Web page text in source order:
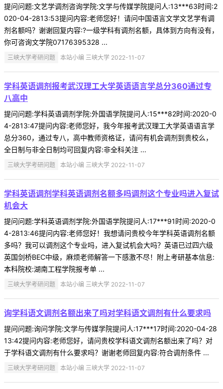
提问问题:文艺学调剂咨询学院:文学与传媒学院提问人:13***63时间:2
020-04-2813:53提问内容:老师您好！请问中国语言文学文艺学有调
剂名额吗？谢谢回复内容:?一级学科有调剂名额，具体到方向有没有，
你可咨询文学院07176395328 ...
三峡大学考研问题 本站小编 三峡大学 2022-11-07
学科英语调剂报考武汉理工大学英语语言学总分360通过专
八高中
提问问题:学科英语调剂学院:外国语学院提问人:15***82时间:2020-0
4-2813:47提问内容:老师您好，我今年报考武汉理工大学英语语言学
总分360，通过专八，高中教师资格证，请问有机会调剂到贵校么，
全日制与非全日制均可回复内容:非全科关注 ...
三峡大学考研问题 本站小编 三峡大学 2022-11-07
学科英语调剂学科英语调剂名额多吗调剂这个专业吗进入复试
机会大
提问问题:学科英语调剂学院:外国语学院提问人:17***91时间:2020-0
4-2813:46提问内容:老师您好！我想请问贵校今年学科英语调剂名额
多吗？我可以调剂这个专业吗，进入复试机会大吗？英语已过四六级
英国剑桥BEC中级，麻烦老师解答一下感激不尽！附上考研基本信息:
本科院校:湖南工程学院报考单 ...
三峡大学考研问题 本站小编 三峡大学 2022-11-07
询学科语文调剂名额出来了吗对学科语文调剂有什么要求吗
提问问题:询问学院:文学与传媒学院提问人:17***17时间:2020-04-28
13:42提问内容:老师您好，请问贵校学科语文调剂名额出来了吗？对
于学科语文调剂有什么要求吗？谢谢老师回复内容:符合调剂条件 ...
三峡大学考研问题 本站小编 三峡大学 2022-11-07